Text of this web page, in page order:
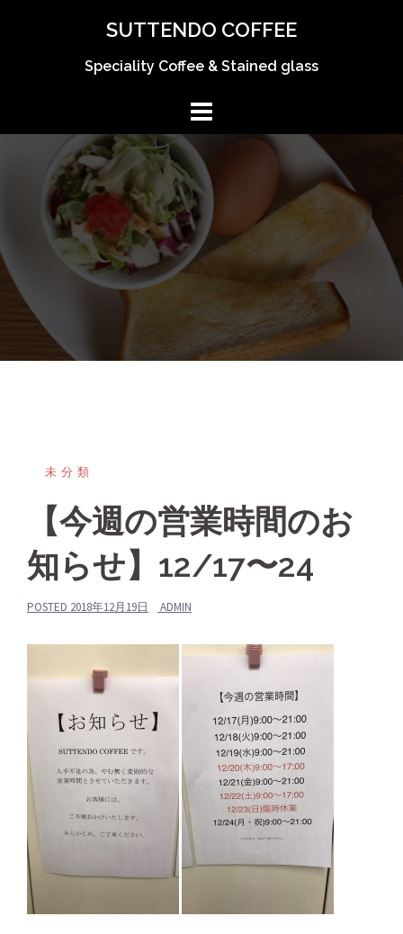
へ
SUTTENDO COFFEE
Speciality Coffee & Stained glass
未分類
【今週の営業時間のお
知らせ】12/17〜24
POSTED 2018年12月19日 ADMIN